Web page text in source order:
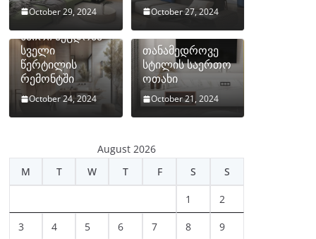
October 29, 2024 October 27, 2024
ხშირი შეცდომა
სველი
წერტილის
რემონტში
October 24, 2024
თანამედროვე
სტილის საერთო
ოთახი
October 21, 2024
August 2026
M
T W T F S S
1 2
3 4 5 6 7 8 9